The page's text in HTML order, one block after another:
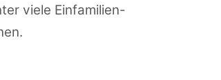
viele Einfamilien-